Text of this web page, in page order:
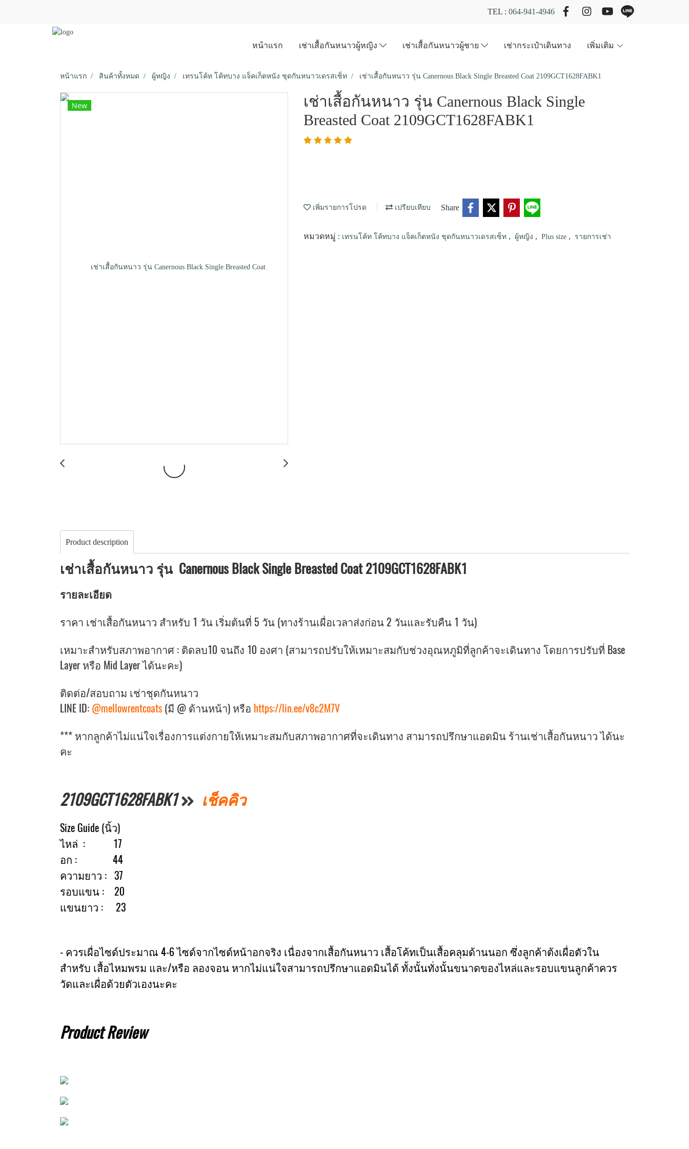
TEL : 064-941-4946
หน้าแรก เช่าเสื้อกันหนาวผู้หญิง เช่าเสื้อกันหนาวผู้ชาย เช่ากระเป๋าเดินทาง เพิ่มเติม
หน้าแรก สินค้าทั้งหมด ผู้หญิง เทรนโค้ท โค้ทบาง แจ็คเก็ตหนัง ชุดกันหนาวเดรสเซ็ท เช่าเสื้อกันหนาว รุ่น Canernous Black Single Breasted Coat 2109GCT1628FABK1
New
เช่าเสื้อกันหนาว รุ่น Canernous Black Single
Breasted Coat 2109GCT1628FABK1
เพิ่มรายการโปรด เปรียบเทียบ Share
หมวดหมู่ : เทรนโค้ท โค้ทบาง แจ็คเก็ตหนัง ชุดกันหนาวเดรสเซ็ท , ผู้หญิง , Plus size , รายการเช่า
Product description
เช่าเสื้อกันหนาว รุ่น Canernous Black Single Breasted Coat 2109GCT1628FABK1
รายละเอียด
ราคา เช่าเสื้อกันหนาว สำหรับ 1 วัน เริ่มต้นที่ 5 วัน (ทางร้านเผื่อเวลาส่งก่อน 2 วันและรับคืน 1 วัน)
เหมาะสำหรับสภาพอากาศ : ติดลบ10 จนถึง 10 องศา (สามารถปรับให้เหมาะสมกับช่วงอุณหภูมิที่ลูกค้าจะเดินทาง โดยการปรับที่ Base
Layer หรือ Mid Layer ได้นะคะ)
ติดต่อ/สอบถาม เช่าชุดกันหนาว
LINE ID: @mellowrentcoats (มี @ ด้านหน้า) หรือ https://lin.ee/v8c2M7V
*** หากลูกค้าไม่แน่ใจเรื่องการแต่งกายให้เหมาะสมกับสภาพอากาศที่จะเดินทาง สามารถปรึกษาแอดมิน ร้านเช่าเสื้อกันหนาว ได้นะ
คะ
2109GCT1628FABK1 เช็คคิว
Size Guide (นิ้ว)
ไหล่ : 17
อก : 44
ความยาว : 37
รอบแขน : 20
แขนยาว : 23
- ควรเผื่อไซด์ประมาณ 4-6 ไซด์จากไซด์หน้าอกจริง เนื่องจากเสื้อกันหนาว เสื้อโค้ทเป็นเสื้อคลุมด้านนอก ซึ่งลูกค้าต้งเผื่อตัวใน
สำหรับ เสื้อไหมพรม และ/หรือ ลองจอน หากไม่แน่ใจสามารถปรึกษาแอดมินได้ ทั้งนั้นทั่งนั้นขนาดของไหล่และรอบแขนลูกค้าควร
วัดและเผื่อด้วยตัวเองนะคะ
Product Review